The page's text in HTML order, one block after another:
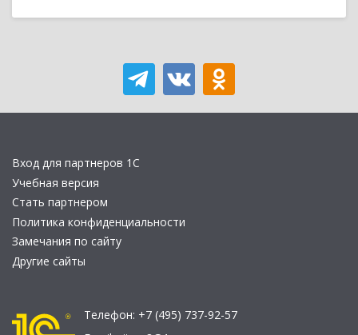
Вход для партнеров 1С
Учебная версия
Стать партнером
Политика конфиденциальности
Замечания по сайту
Другие сайты
Телефон: +7 (495) 737-92-57